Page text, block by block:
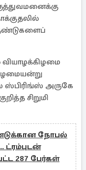
வியாழக்கிழமை
ஸ்பிரிங்ஸ் அருகே
சிறுமி
நோபல்
ட்ரம்புடன்
287 பேர்கள்